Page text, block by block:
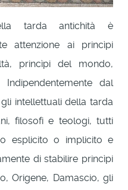
tarda antichità è
attenzione ai princìpi
princìpi del mondo,
dal
intellettuali della tarda
filosofi e teologi, tutti
esplicito o implicito e
di stabilire princìpi
Origene, Damascio, gli